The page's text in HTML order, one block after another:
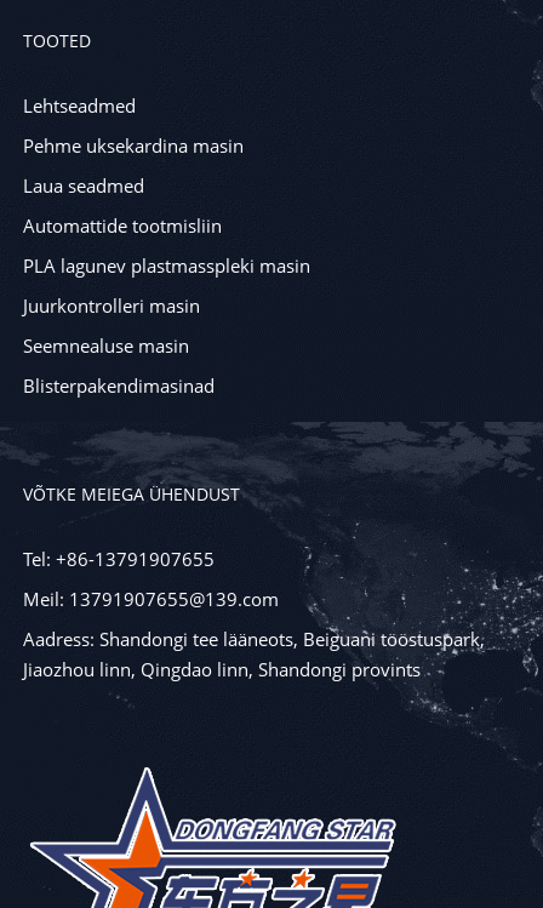
TOOTED
Lehtseadmed
Pehme uksekardina masin
Laua seadmed
Automattide tootmisliin
PLA lagunev plastmasspleki masin
Juurkontrolleri masin
Seemnealuse masin
Blisterpakendimasinad
VÕTKE MEIEGA ÜHENDUST
Tel: +86-13791907655
Meil: 13791907655@139.com
Aadress: Shandongi tee lääneots, Beiguani tööstuspark,
Jiaozhou linn, Qingdao linn, Shandongi provints